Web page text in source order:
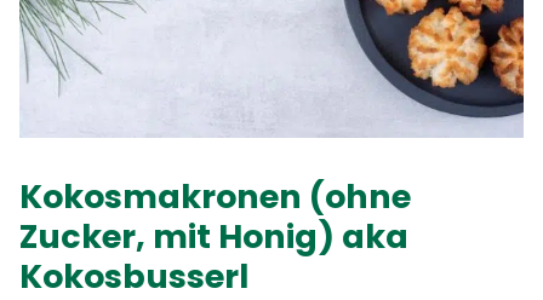
Kokosmakronen (ohne
Zucker, mit Honig) aka
Kokosbusserl